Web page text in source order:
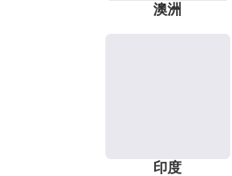
澳洲
印度